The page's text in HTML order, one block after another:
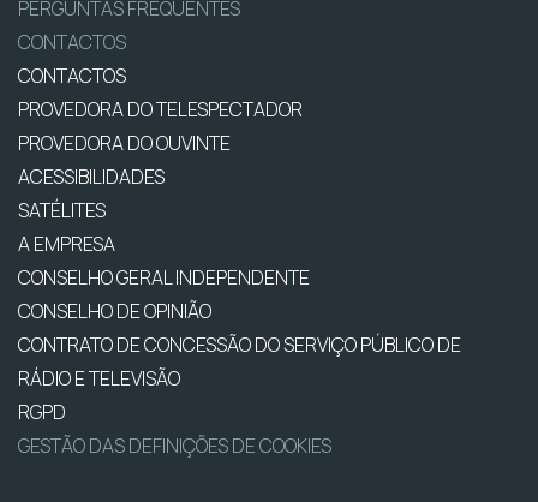
PERGUNTAS FREQUENTES
CONTACTOS
CONTACTOS
PROVEDORA DO TELESPECTADOR
PROVEDORA DO OUVINTE
ACESSIBILIDADES
SATÉLITES
A EMPRESA
CONSELHO GERAL INDEPENDENTE
CONSELHO DE OPINIÃO
CONTRATO DE CONCESSÃO DO SERVIÇO PÚBLICO DE
RÁDIO E TELEVISÃO
RGPD
GESTÃO DAS DEFINIÇÕES DE COOKIES